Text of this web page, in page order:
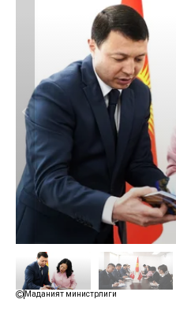
Маданият министрлиги